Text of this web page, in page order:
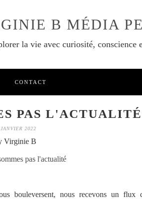
B MÉDIA
la vie avec curiosité, conscience
CONTACT
PAS L'ACTUALITÉ
2022
Virginie B
bouleversent, nous recevons un flux